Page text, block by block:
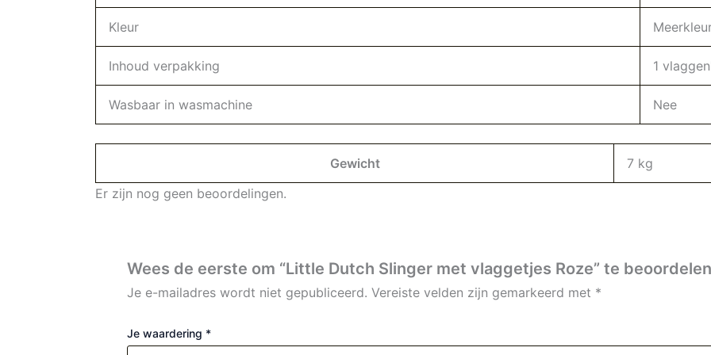
Kleur
Inhoud verpakking 1
Wasbaar in wasmachine Nee
Gewicht
7 kg
Er zijn nog geen beoordelingen.
Wees de eerste om “Little Dutch Slinger met vlaggetjes Roze” te beoordelen
Je e-mailadres wordt niet gepubliceerd. Vereiste velden zijn gemarkeerd met *
Je waardering *